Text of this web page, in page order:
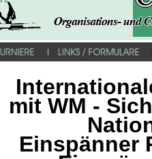
mit WM -
Einspänner